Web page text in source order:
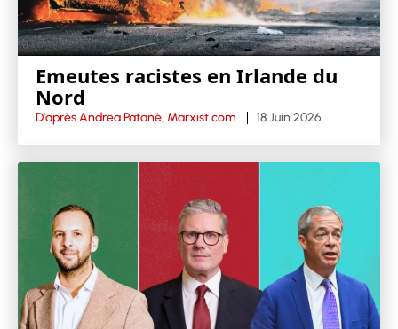
Emeutes racistes en Irlande du
Nord
D'après Andrea Patanè, Marxist.com 18 Juin 2026